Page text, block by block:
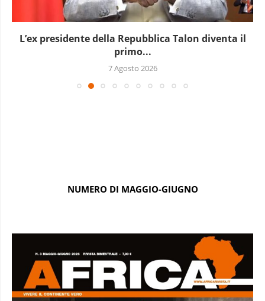
L’ex presidente della Repubblica Talon diventa il
primo...
7 Agosto 2026
NUMERO DI MAGGIO-GIUGNO